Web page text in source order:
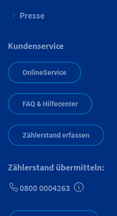
Presse
Kundenservice
OnlineService
FAQ & Hilfecenter
Zählerstand erfassen
Zählerstand übermitteln:
0800 0004263